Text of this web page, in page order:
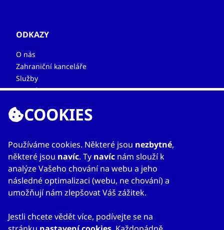
ODKAZY
O nás
Zahraniční kanceláře
Služby
Kontakty
© 2023
CzechTrade
Mapa webuProhlášení o přístupnosti
Nastavení cookies
COOKIES
Používáme cookies. Některé jsou nezbytné,
některé jsou navíc. Ty navíc nám slouží k
analýze Vašeho chování na webu a jeho
následné optimalizaci (webu, ne chování) a
umožňují nám zlepšovat Váš zážitek.
Jestli chcete vědět více, podívejte se na